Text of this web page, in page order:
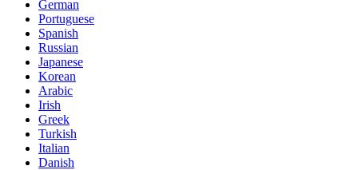
German
Portuguese
Spanish
Russian
Japanese
Korean
Arabic
Irish
Greek
Turkish
Italian
Danish